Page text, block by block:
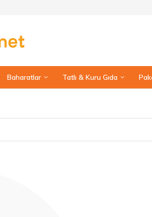
Baharatlar Tatlı & Kuru Gıda